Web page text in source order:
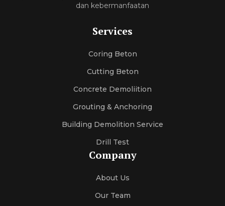
dan kebermanfaatan
Services
Coring Beton
Cutting Beton
Concrete Demoliition
Grouting & Anchoring
Building Demolition Service
Drill Test
Company
About Us
Our Team